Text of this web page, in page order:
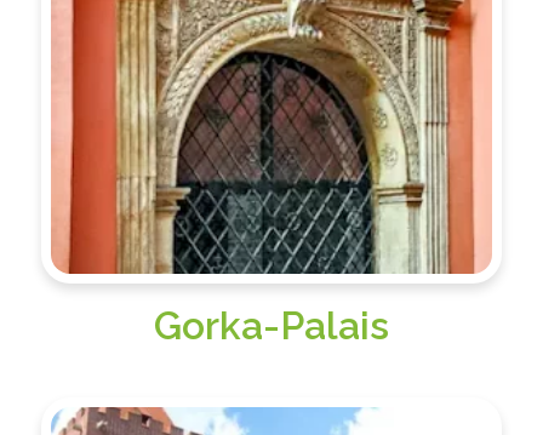
Gorka-Palais